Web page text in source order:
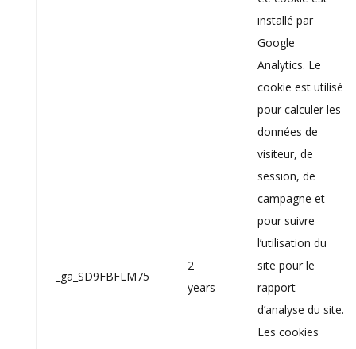
_ga_SD9FBFLM75
2
years
installé par
Google
Analytics. Le
cookie est utilisé
pour calculer les
données de
visiteur, de
session, de
campagne et
pour suivre
l’utilisation du
site pour le
rapport
d’analyse du site.
Les cookies